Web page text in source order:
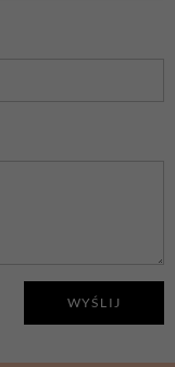
WYŚLIJ